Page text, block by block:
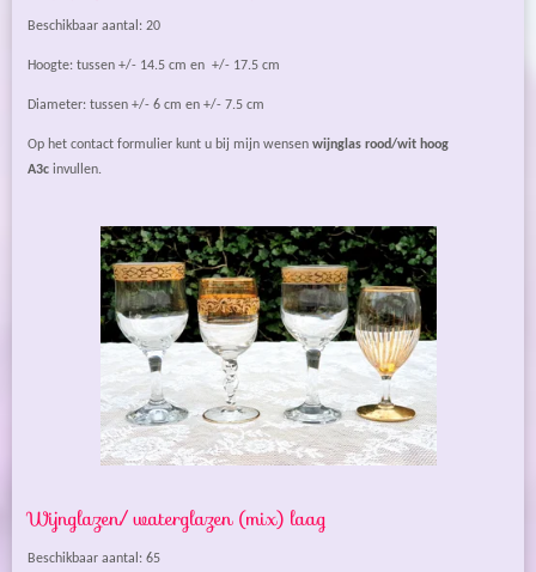
Beschikbaar aantal: 20
Hoogte: tussen +/- 14.5 cm en +/- 17.5 cm
Diameter: tussen +/- 6 cm en +/- 7.5 cm
Op het contact formulier kunt u bij mijn wensen wijnglas rood/wit hoog
A3c invullen.
Wijnglazen/ waterglazen (mix) laag
Beschikbaar aantal: 65